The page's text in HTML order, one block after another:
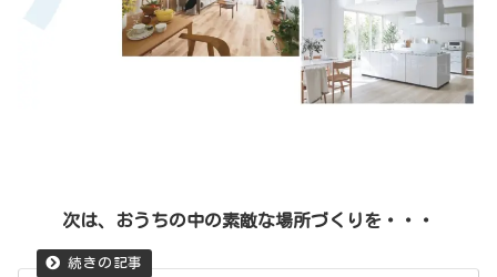
次は、おうちの中の素敵な場所づくりを・・・